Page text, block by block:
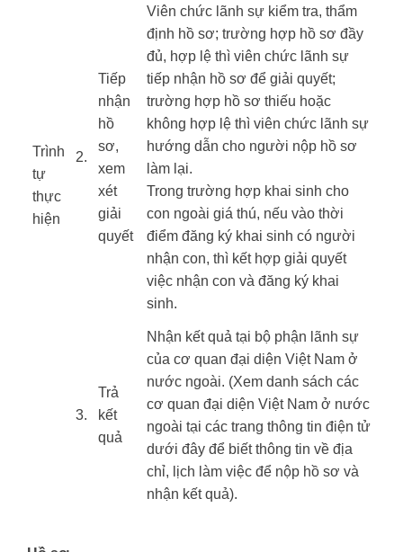
Trình
tự
thực
hiện ​
​2.
Tiếp
nhận
hồ
sơ,
xem
xét
giải
quyết
Viên chức lãnh sự kiểm tra, thẩm
định hồ sơ; trường hợp hồ sơ đầy
đủ, hợp lệ thì viên chức lãnh sự
tiếp nhận hồ sơ để giải quyết;
trường hợp hồ sơ thiếu hoặc
không hợp lệ thì viên chức lãnh sự
hướng dẫn cho người nộp hồ sơ
làm lại.
Trong trường hợp khai sinh cho
con ngoài giá thú, nếu vào thời
điểm đăng ký khai sinh có người
nhận con, thì kết hợp giải quyết
việc nhận con và đăng ký khai
sinh.
3.
Trả
kết
quả
Nhận kết quả tại bộ phận lãnh sự
của cơ quan đại diện Việt Nam ở
nước ngoài. (Xem danh sách các
cơ quan đại diện Việt Nam ở nước
ngoài tại các trang thông tin điện tử
dưới đây để biết thông tin về địa
chỉ, lịch làm việc để nộp hồ sơ và
nhận kết quả).